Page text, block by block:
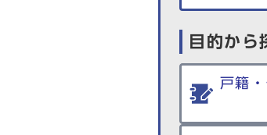
目的から
戸籍